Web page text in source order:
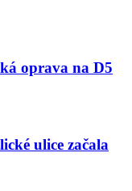
oprava na D5
ulice začala